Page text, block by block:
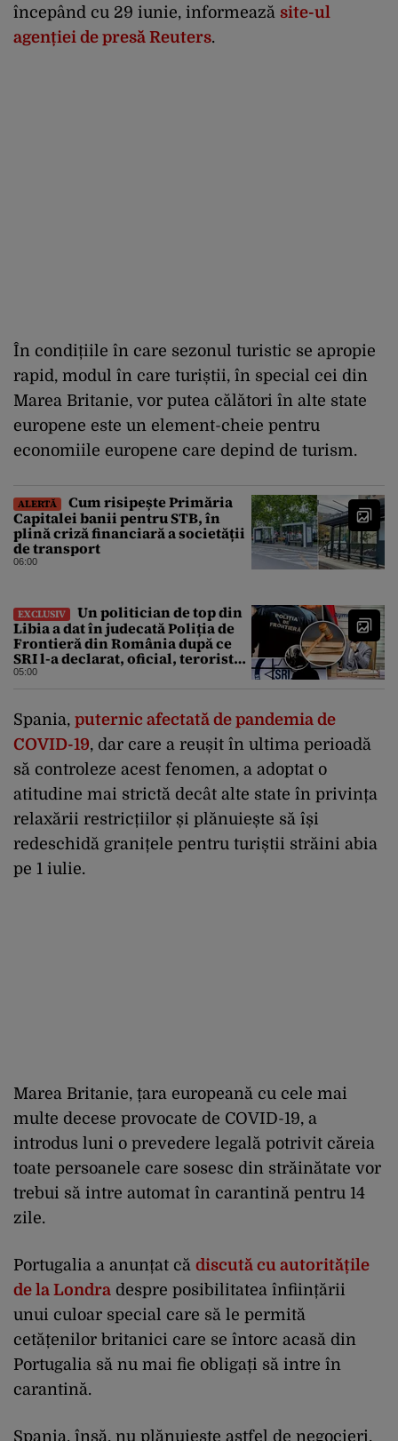
începând cu 29 iunie, informează site-ul
agenției de presă Reuters.
În condițiile în care sezonul turistic se apropie
rapid, modul în care turiștii, în special cei din
Marea Britanie, vor putea călători în alte state
europene este un element-cheie pentru
economiile europene care depind de turism.
ALERTĂ
Cum risipește Primăria
Capitalei banii pentru STB, în
plină criză financiară a societății
de transport
06:00
EXCLUSIV
Un politician de top din
Libia a dat în judecată Poliția de
Frontieră din România după ce
SRI l-a declarat, oficial, terorist
ISIS
05:00
Spania, puternic afectată de pandemia de
COVID-19, dar care a reușit în ultima perioadă
să controleze acest fenomen, a adoptat o
atitudine mai strictă decât alte state în privința
relaxării restricțiilor și plănuiește să își
redeschidă granițele pentru turiștii străini abia
pe 1 iulie.
Marea Britanie, țara europeană cu cele mai
multe decese provocate de COVID-19, a
introdus luni o prevedere legală potrivit căreia
toate persoanele care sosesc din străinătate vor
trebui să intre automat în carantină pentru 14
zile.
Portugalia a anunțat că discută cu autoritățile
de la Londra despre posibilitatea înființării
unui culoar special care să le permită
cetățenilor britanici care se întorc acasă din
Portugalia să nu mai fie obligați să intre în
carantină.
Spania, însă, nu plănuiește astfel de negocieri.